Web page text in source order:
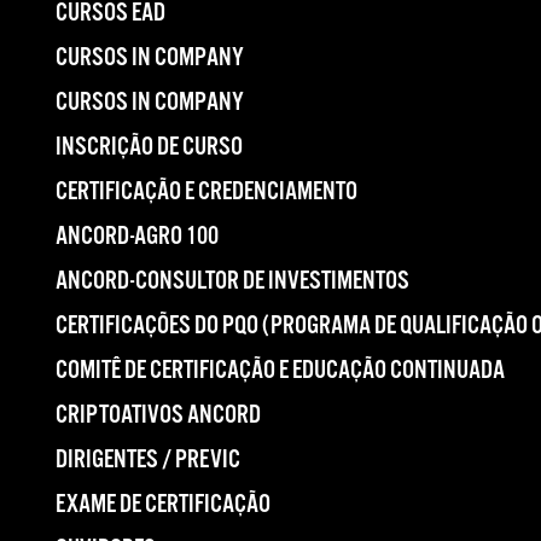
CURSOS EAD
CURSOS IN COMPANY
CURSOS IN COMPANY
INSCRIÇÃO DE CURSO
CERTIFICAÇÃO E CREDENCIAMENTO
ANCORD-AGRO 100
ANCORD-CONSULTOR DE INVESTIMENTOS
CERTIFICAÇÕES DO PQO (PROGRAMA DE QUALIFICAÇÃO
COMITÊ DE CERTIFICAÇÃO E EDUCAÇÃO CONTINUADA
CRIPTOATIVOS ANCORD
DIRIGENTES / PREVIC
EXAME DE CERTIFICAÇÃO